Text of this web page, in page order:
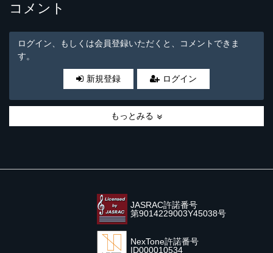
コメント
ログイン、もしくは会員登録いただくと、コメントできま
す。
新規登録 ログイン
もっとみる
JASRAC許諾番号
第9014229003Y45038号
NexTone許諾番号
ID000010534